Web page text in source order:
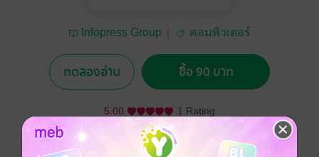
Infopress Group คอมพิวเตอร์
ทดลองอ่าน ซื้อ 90 บาท
5.00 1 Rating